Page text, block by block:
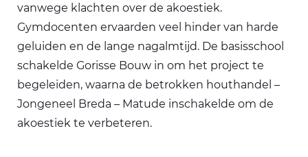
vanwege klachten over de akoestiek.
Gymdocenten ervaarden veel hinder van harde
geluiden en de lange nagalmtijd. De basisschool
schakelde Gorisse Bouw in om het project te
begeleiden, waarna de betrokken houthandel –
Jongeneel Breda – Matude inschakelde om de
akoestiek te verbeteren.